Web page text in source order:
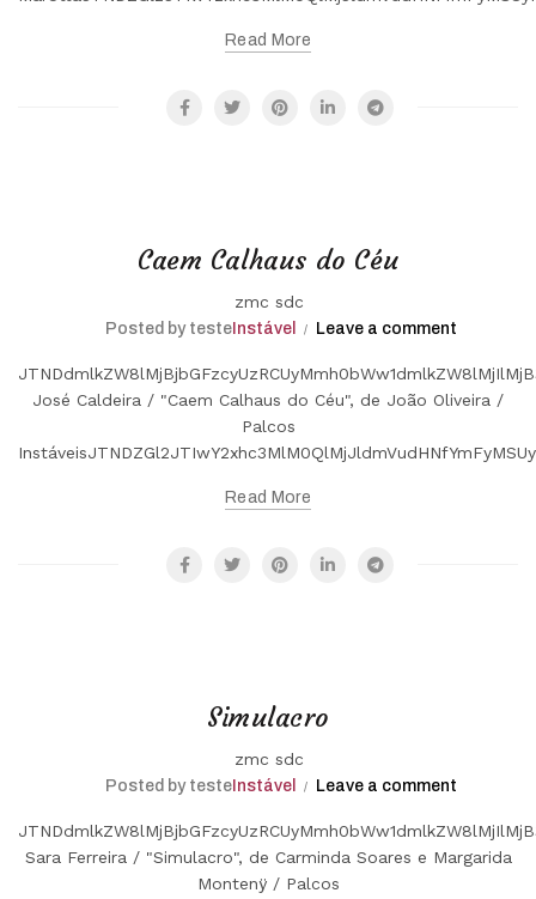
Read More
Caem Calhaus do Céu
zmc sdc
Posted by teste Instável Leave a comment
José Caldeira / "Caem Calhaus do Céu", de João Oliveira /
Palcos
Read More
Simulacro
zmc sdc
Posted by teste Instável Leave a comment
Sara Ferreira / "Simulacro", de Carminda Soares e Margarida
Montenÿ / Palcos